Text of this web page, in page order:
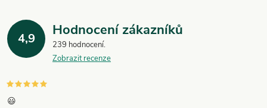
p
i
u
4,9 Hodnocení zákazníků
239 hodnocení
Zobrazit recenze
😃